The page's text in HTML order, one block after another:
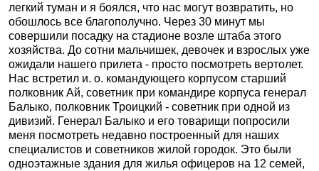
легкий туман и я боялся, что нас могут возвратить, но
обошлось все благополучно. Через 30 минут мы
совершили посадку на стадионе возле штаба этого
хозяйства. До сотни мальчишек, девочек и взрослых уже
ожидали нашего прилета - просто посмотреть вертолет.
Нас встретил и. о. командующего корпусом старший
полковник Ай, советник при командире корпуса генерал
Балыко, полковник Троицкий - советник при одной из
дивизий. Генерал Балыко и его товарищи попросили
меня посмотреть недавно построенный для наших
специалистов и советников жилой городок. Это были
одноэтажные здания для жилья офицеров на 12 семей,